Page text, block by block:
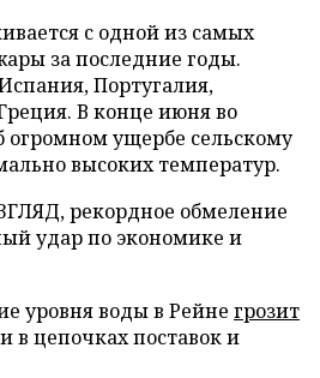
с одной из самых
за последние годы.
Португалия,
В конце июня во
ущербе сельскому
высоких температур.
рекордное обмеление
удар по экономике и
уровня воды в Рейне грозит
в цепочках поставок и